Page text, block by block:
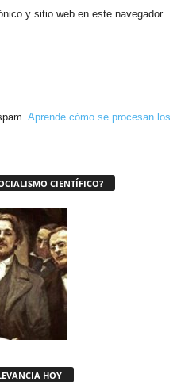
y sitio web en este navegador
Aprende cómo se procesan los
CIENTÍFICO?
HOY